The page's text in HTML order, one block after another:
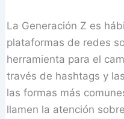
La Generación Z es
plataformas de redes
herramienta para el
través de hashtags y
las formas más
llamen la atención